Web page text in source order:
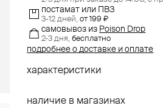
постамат или ПВЗ
3-12 дней,от 199 ₽
самовывоз из Poison Drop
2-3 дня,бесплатно
подробнее о доставке и оплате
характеристики
наличие в магазинах